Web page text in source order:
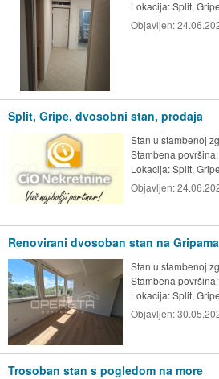
Lokacija:Split, Gripe
Objavljen:
Split, Gripe, dvosobni stan, prodaja
Stan u stambenoj
Stambena
Lokacija:Split, Gripe
Objavljen:
Renovirani dvosoban stan na
Stan u stambenoj
Stambena
Lokacija:Split, Gripe
Objavljen:
Trosoban stan s pogledom na more